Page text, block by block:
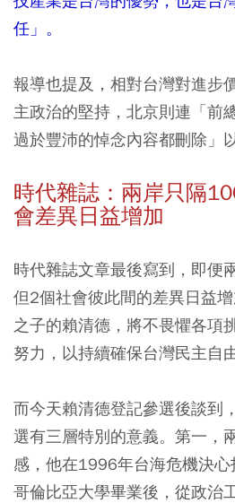
任」。
報導也提及，相對台灣對進步
主政治的堅持，北京則連「前
過於豐沛的悼念內容都刪除」
時代雜誌：兩岸只隔
會差異日益增加
時代雜誌文章最後寫到，即便
但2個社會彼此間的差異日益
之子的賴清德，將不畏懼各項
努力，以持續確保台灣民主自
而今天賴清德登記參選後談到
選有三層特別的意義。第一，
感，他在1996年台海危機決心
哥倫比亞大學畢業後，從政治